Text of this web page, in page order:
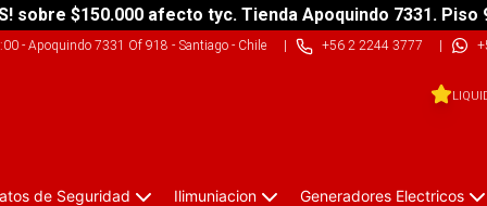
sobre $150.000 afecto tyc. Tienda Apoquindo 7331. Piso
- Apoquindo 7331 Of 918 - Santiago - Chile| +56 2 2244 3777 |
de Seguridad Ilimuniacion Generadores Electricos